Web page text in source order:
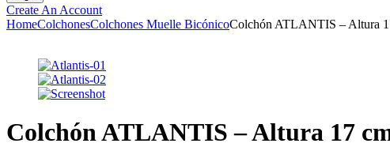
Create An Account
HomeColchonesColchones Muelle BicónicoColchón ATLANTIS – Altura
Colchón ATLANTIS – Altura 17